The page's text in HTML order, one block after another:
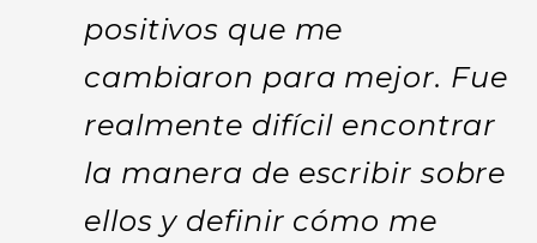
positivos que me
cambiaron para mejor. Fue
realmente difícil encontrar
la manera de escribir sobre
ellos y definir cómo me